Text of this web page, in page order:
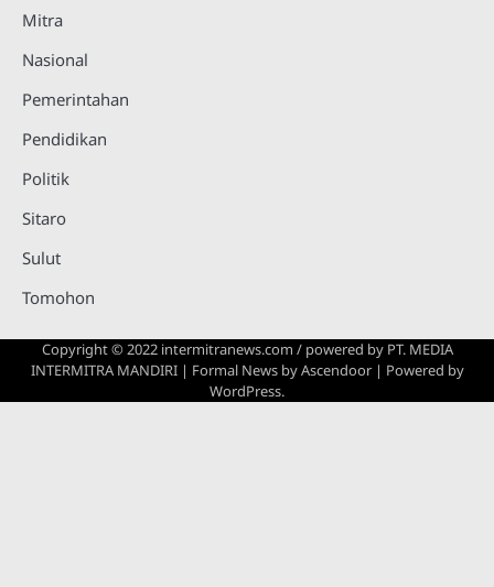
Mitra
Nasional
Pemerintahan
Pendidikan
Politik
Sitaro
Sulut
Tomohon
Copyright © 2022 intermitranews.com / powered by PT. MEDIA
INTERMITRA MANDIRI| Formal News byAscendoor| Powered by
WordPress.